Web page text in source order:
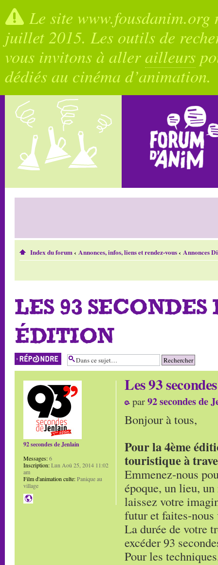
Le site
juillet 2015. Les outils de
vous invitons à allerailleurs
dédiés au cinéma d’animation.
Index du forum‹ Annonces, infos, liens et rendez-vous‹ Annonces
LES 93
ÉDITION
Répondre
Les 93
par92 secondes de
Bonjour à tous,
Pour la 4ème
touristique à
Emmenez-nous
époque, un lieu,
laissez votre
futur et faites-
La durée de votre
excéder 93
Pour les
92 secondes de Jenlain
Messages:6
Inscription:Lun Aoû 25, 2014 11:02
am
Film d'animation culte:Panique au
village